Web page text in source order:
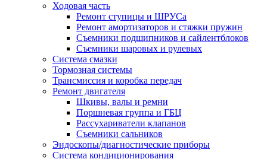
Ходовая часть
Ремонт ступицы и ШРУСа
Ремонт амортизаторов и стяжки пружин
Съемники подшипников и сайлентблоков
Съемники шаровых и рулевых
Система смазки
Тормозная системы
Трансмиссия и коробка передач
Ремонт двигателя
Шкивы, валы и ремни
Поршневая группа и ГБЦ
Рассухариватели клапанов
Съемники сальников
Эндоскопы/диагностические приборы
Система кондиционирования